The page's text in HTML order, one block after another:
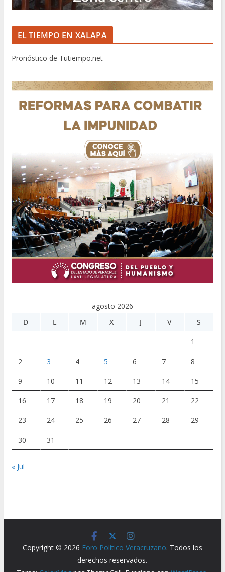
EL TIEMPO EN XALAPA
Pronóstico de Tutiempo.net
agosto 2026
D
L M X J V S
1
2 3 4 5 6 7 8
9 10 11 12 13 14 15
16 17 18 19 20 21 22
23 24 25 26 27 28 29
30 31
« Jul
Copyright © 2026 Foro Político Veracruzano. Todos los
derechos reservados.